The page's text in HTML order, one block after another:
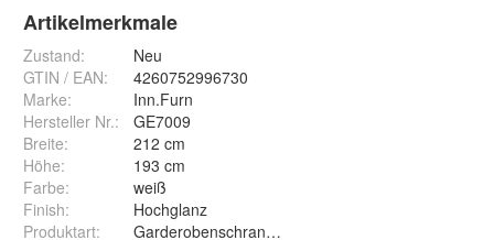
Artikelmerkmale
Zustand:
Neu
GTIN / EAN:
4260752996730
Marke:
Inn.Furn
Hersteller Nr.:
GE7009
Breite:
212 cm
Höhe:
193 cm
Farbe:
weiß
Finish:
Hochglanz
Produktart:
Garderobenschrank / Schuhschrank